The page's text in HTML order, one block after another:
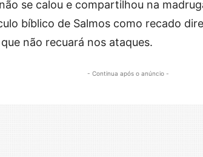
se calou e compartilhou na
bíblico de Salmos como recado
não recuará nos ataques.
- Continua após o anúncio -